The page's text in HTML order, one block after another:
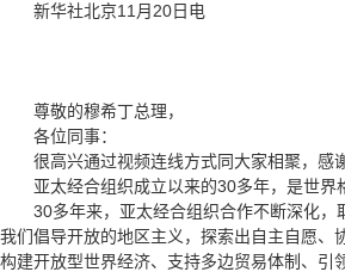
新华社北京11月20日电
尊敬的穆希丁总理，
各位同事：
很高兴通过视频连线方式同大家相聚，感谢
亚太经合组织成立以来的30多年，是世界格
30多年来，亚太经合组织合作不断深化，取
我们倡导开放的地区主义，探索出自主自愿、
构建开放型世界经济、支持多边贸易体制、引